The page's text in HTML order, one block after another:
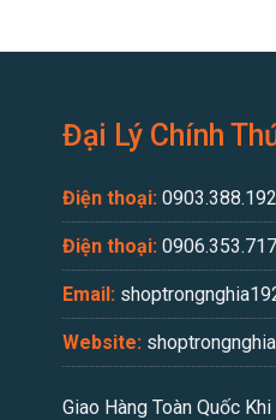
Đại Lý Chính
Điện thoại: 0903.388.192
Điện thoại: 0906.353.717
Email:
Website:
Giao Hàng Toàn Quốc